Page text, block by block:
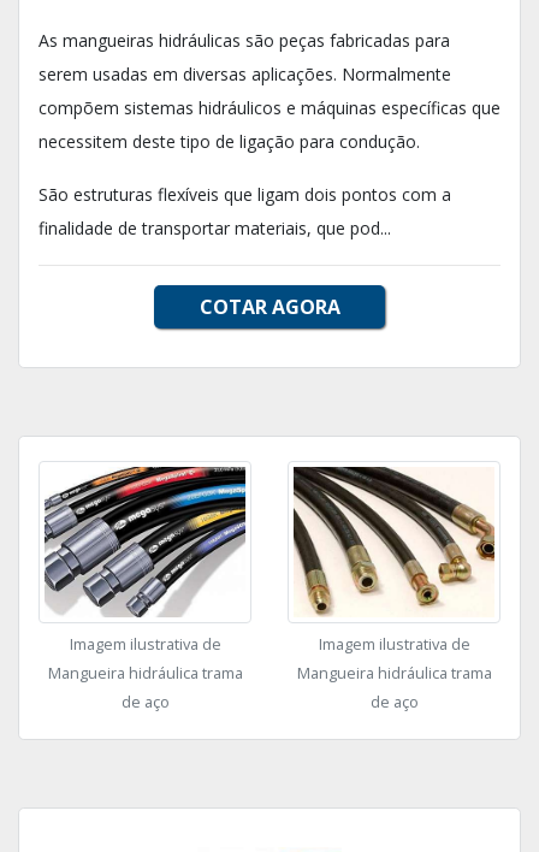
As mangueiras hidráulicas são peças fabricadas para
serem usadas em diversas aplicações. Normalmente
compõem sistemas hidráulicos e máquinas específicas que
necessitem deste tipo de ligação para condução.
São estruturas flexíveis que ligam dois pontos com a
finalidade de transportar materiais, que pod...
COTAR AGORA
Imagem ilustrativa de
Mangueira hidráulica trama
de aço
Imagem ilustrativa de
Mangueira hidráulica trama
de aço